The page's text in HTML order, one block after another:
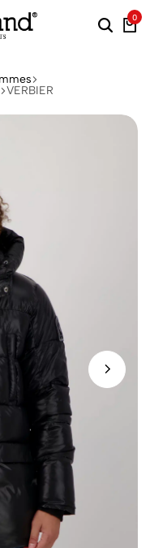
0
VERBIER